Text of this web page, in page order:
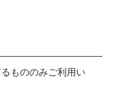
もののみご利用い